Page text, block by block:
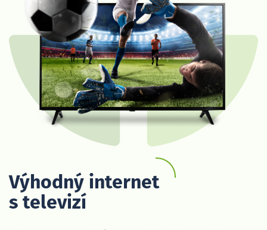
Výhodný internet
s televizí